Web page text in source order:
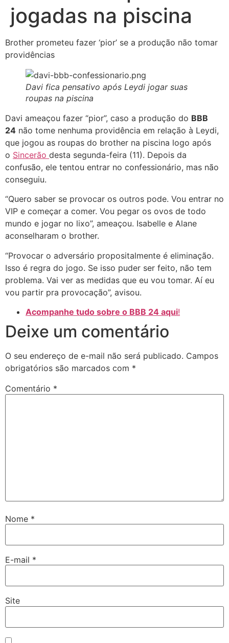
jogadas na piscina
Brother prometeu fazer ‘pior’ se a produção não tomar
providências
Davi fica pensativo após Leydi jogar suas
roupas na piscina
Davi ameaçou fazer “pior”, caso a produção do BBB
24 não tome nenhuma providência em relação à Leydi,
que jogou as roupas do brother na piscina logo após
o Sincerão desta segunda-feira (11). Depois da
confusão, ele tentou entrar no confessionário, mas não
conseguiu.
“Quero saber se provocar os outros pode. Vou entrar no
VIP e começar a comer. Vou pegar os ovos de todo
mundo e jogar no lixo”, ameaçou. Isabelle e Alane
aconselharam o brother.
“Provocar o adversário propositalmente é eliminação.
Isso é regra do jogo. Se isso puder ser feito, não tem
problema. Vai ver as medidas que eu vou tomar. Aí eu
vou partir pra provocação”, avisou.
Acompanhe tudo sobre o BBB 24 aqui!
Deixe um comentário
O seu endereço de e-mail não será publicado. Campos
obrigatórios são marcados com *
Comentário *
Nome *
E-mail *
Site